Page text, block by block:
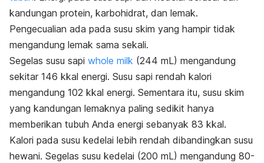
kandungan protein, karbohidrat, dan lemak.
Pengecualian ada pada susu skim yang hampir tidak
mengandung lemak sama sekali.
Segelas susu sapi whole milk (244 mL) mengandung
sekitar 146 kkal energi. Susu sapi rendah kalori
mengandung 102 kkal energi. Sementara itu, susu skim
yang kandungan lemaknya paling sedikit hanya
memberikan tubuh Anda energi sebanyak 83 kkal.
Kalori pada susu kedelai lebih rendah dibandingkan susu
hewani. Segelas susu kedelai (200 mL) mengandung 80-